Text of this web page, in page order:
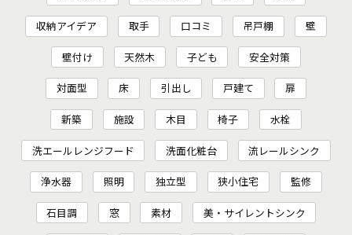
収納アイデア 取手 口コミ 吊戸棚 壁
壁付け 天然木 子ども 安全対策
対面型 床 引出し 戸建て 扉
新築 施設 木目 椅子 水栓
洗エールレンジフード 洗面化粧台 流レールシンク
浄水器 照明 独立型 狭小住宅 監修
石目調 窓 素材 美・サイレントシンク